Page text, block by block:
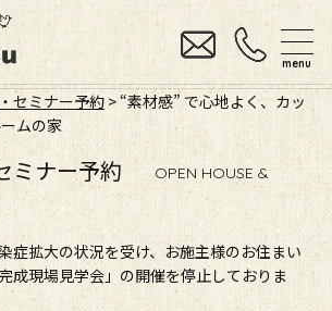
menu
セミナー予約 > “素材感” で心地よく、カッ
ムの家
ミナー予約
OPEN HOUSE &
症拡大の状況を受け、お施主様のお住まい
成現場見学会」の開催を停止しておりま